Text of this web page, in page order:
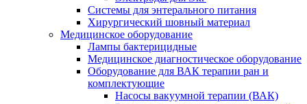
Системы для энтерального питания
Хирургический шовный материал
Медицинское оборудование
Лампы бактерицидные
Медицинское диагностическое оборудование
Оборудование для ВАК терапии ран и
комплектующие
Насосы вакуумной терапии (ВАК)